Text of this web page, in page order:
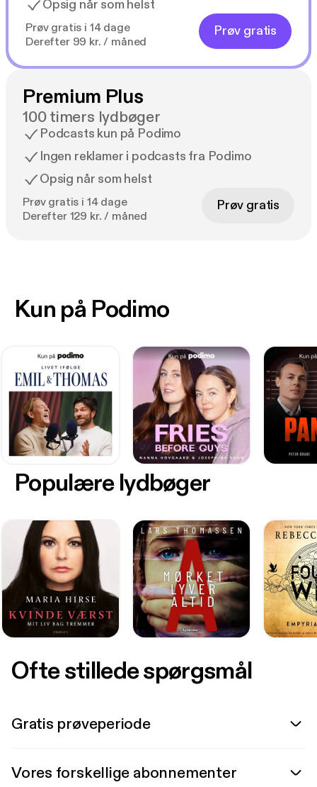
Opsig når som helst
Prøv gratis i 14 dage
Derefter 99 kr. / måned
Prøv gratis
Premium Plus
100 timers lydbøger
Podcasts kun på Podimo
Ingen reklamer i podcasts fra Podimo
Opsig når som helst
Prøv gratis i 14 dage
Derefter 129 kr. / måned
Prøv gratis
Kun på Podimo
Populære lydbøger
Ofte stillede spørgsmål
Gratis prøveperiode
Vores forskellige abonnementer